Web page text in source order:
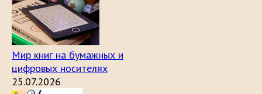
Мир книг на бумажных и
цифровых носителях
25.07.2026